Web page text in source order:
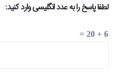
لطفا پاسخ را به عدد انگلیسی وارد کنید:
6 + 20 =